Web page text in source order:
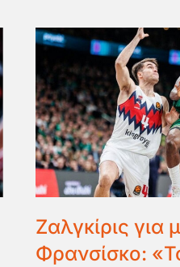
Ζαλγκίρις για
Φρανσίσκο: